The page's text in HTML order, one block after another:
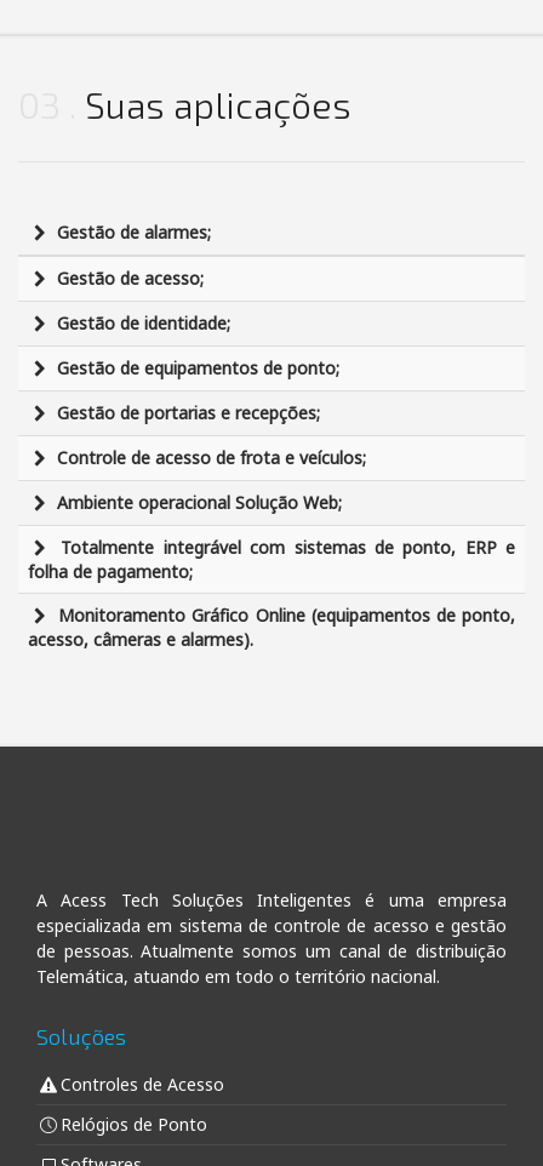
Suas aplicações
Gestão de alarmes;
Gestão de acesso;
Gestão de identidade;
Gestão de equipamentos de ponto;
Gestão de portarias e recepções;
Controle de acesso de frota e veículos;
Ambiente operacional Solução Web;
Totalmente integrável com sistemas de ponto, ERP e
folha de pagamento;
Monitoramento Gráfico Online (equipamentos de ponto,
acesso, câmeras e alarmes).
A Acess Tech Soluções Inteligentes é uma empresa
especializada em sistema de controle de acesso e gestão
de pessoas. Atualmente somos um canal de distribuição
Telemática, atuando em todo o território nacional.
Soluções
Controles de Acesso
Relógios de Ponto